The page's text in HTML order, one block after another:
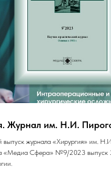
Журнал им. Н.И.
выпуск журнала «Хирургия» им.
«Медиа Сфера» №9/2023 выпуск